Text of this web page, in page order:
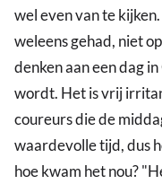
wel even van te
weleens gehad, niet
denken aan een dag
wordt. Het is vrij
coureurs die de
waardevolle tijd, dus
hoe kwam het nou?